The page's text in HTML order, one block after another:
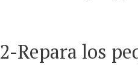
2-Repara los